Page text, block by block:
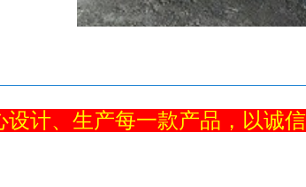
设计、生产每一款产品，以诚